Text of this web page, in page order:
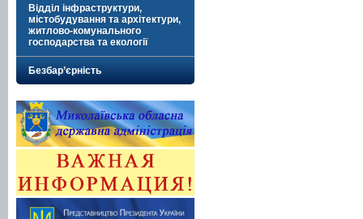
Відділ інфраструктури,
містобудування та архітектури,
житлово-комунального
господарства та екології
Безбар’єрність